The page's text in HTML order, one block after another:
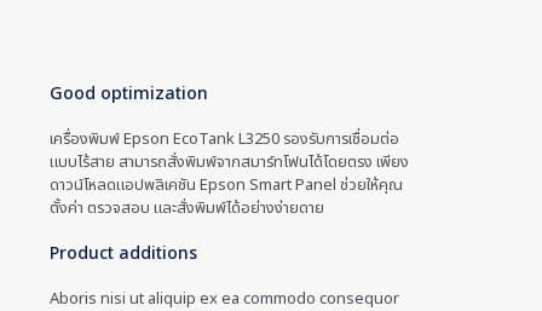
Good optimization
เครื่องพิมพ์ Epson EcoTank L3250 รองรับการเชื่อมต่อ
แบบไร้สาย สามารถสั่งพิมพ์จากสมาร์ทโฟนได้โดยตรง เพียง
ดาวน์โหลดแอปพลิเคชัน Epson Smart Panel ช่วยให้คุณ
ตั้งค่า ตรวจสอบ และสั่งพิมพ์ได้อย่างง่ายดาย
Product additions
Aboris nisi ut aliquip ex ea commodo consequor